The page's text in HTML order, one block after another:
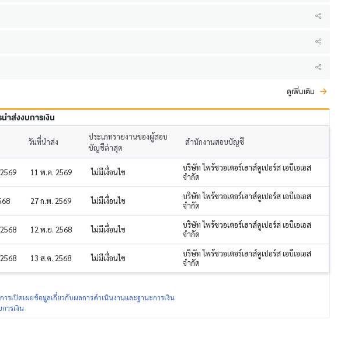
ดูเพิ่มเติม
ำส่งงบการเงิน
วันที่นำส่ง
ประเภทรายงานของผู้สอบ
บัญชีล่าสุด
สำนักงานสอบบัญชี
11 พ.ค. 2569 ไม่มีเงื่อนไข
บริษัท ไพร้ซวอเตอร์เฮาส์คูเปอร์ส เอบีเอเอส
จำกัด
27 ก.พ. 2569 ไม่มีเงื่อนไข
บริษัท ไพร้ซวอเตอร์เฮาส์คูเปอร์ส เอบีเอเอส
จำกัด
12 พ.ย. 2568 ไม่มีเงื่อนไข
บริษัท ไพร้ซวอเตอร์เฮาส์คูเปอร์ส เอบีเอเอส
จำกัด
13 ส.ค. 2568 ไม่มีเงื่อนไข
บริษัท ไพร้ซวอเตอร์เฮาส์คูเปอร์ส เอบีเอเอส
จำกัด
ารเปิดเผยข้อมูลเกี่ยวกับผลการดำเนินงานและฐานะการเงิน
ารเงิน